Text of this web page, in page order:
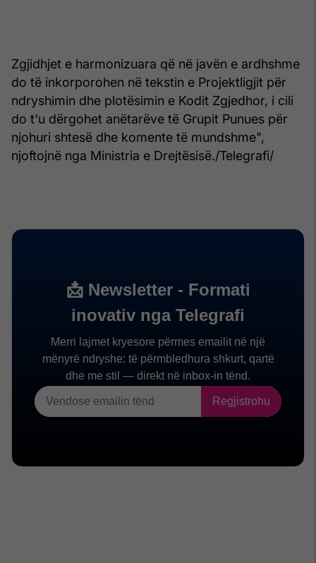
Zgjidhjet e harmonizuara që në javën e ardhshme
do të inkorporohen në tekstin e Projektligjit për
ndryshimin dhe plotësimin e Kodit Zgjedhor, i cili
do t'u dërgohet anëtarëve të Grupit Punues për
njohuri shtesë dhe komente të mundshme",
njoftojnë nga Ministria e Drejtësisë./Telegrafi/